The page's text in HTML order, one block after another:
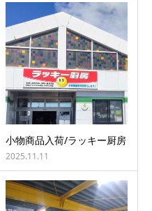
小物商品入荷/ラッキー厨房
2025.11.11